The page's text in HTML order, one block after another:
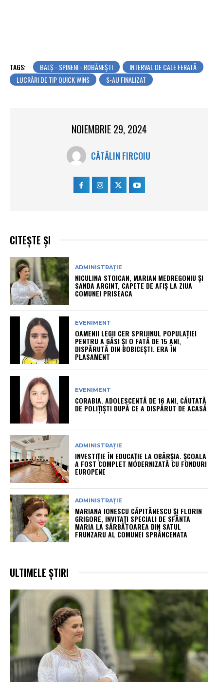
TAGS: BALŞ - SPINENI - ROBĂNEŞTI
INTERVAL DE CALE FERATĂ
LUCRĂRI DE TIP QUICK WINS
S-AU FINALIZAT
NOIEMBRIE 29, 2024
CĂTĂLIN FIRCOIU
CITEȘTE ȘI
ADMINISTRAȚIE
NICULINA STOICAN, MARIAN MEDREGONIU ȘI
SANDA ARGINT, CAPETE DE AFIȘ LA ZIUA
COMUNEI PRISEACA
EVENIMENT
OAMENII LEGII CER SPRIJINUL POPULAȚIEI
PENTRU A GĂSI ȘI O FATĂ DE 15 ANI,
DISPĂRUTĂ DIN BOBICEȘTI. ERA ÎN
PLASAMENT
EVENIMENT
CORABIA. ADOLESCENTĂ DE 16 ANI, CĂUTATĂ
DE POLIȚIȘTI DUPĂ CE A DISPĂRUT DE ACASĂ
ADMINISTRAȚIE
INVESTIȚIE ÎN EDUCAȚIE LA OBÂRȘIA. ȘCOALA
A FOST COMPLET MODERNIZATĂ CU FONDURI
EUROPENE
ADMINISTRAȚIE
MARIANA IONESCU CĂPITĂNESCU ȘI FLORIN
GRIGORE, INVITAȚI SPECIALI DE SFÂNTA
MARIA LA SĂRBĂTOAREA DIN SATUL
FRUNZARU AL COMUNEI SPRÂNCENATA
ULTIMELE ȘTIRI